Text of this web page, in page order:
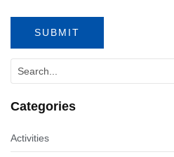
Categories
Activities